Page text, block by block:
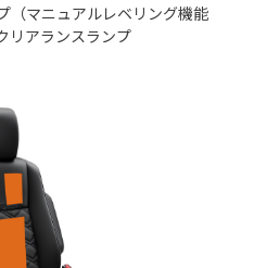
（マニュアルレベリング機能
リアランスランプ